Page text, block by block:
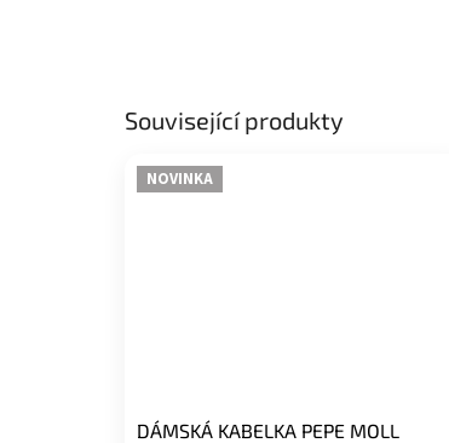
Související produkty
NOVINKA
DÁMSKÁ KABELKA PEPE MOLL